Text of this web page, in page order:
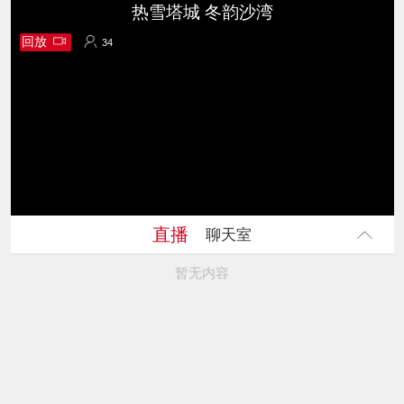
回放 34
热雪塔城 冬韵沙湾
直播 聊天室
暂无内容